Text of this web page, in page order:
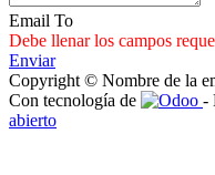
Email To
Debe llenar los campos
Enviar
Copyright © Nombre de la
Con tecnología de
-
abierto